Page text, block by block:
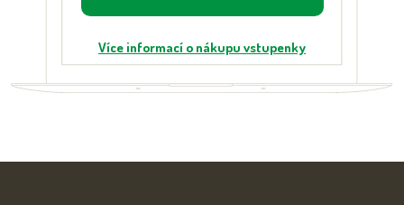
Více informací o nákupu vstupenky